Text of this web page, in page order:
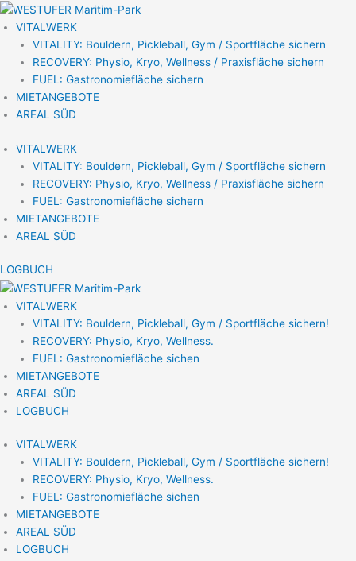
Zum
Inhalt
springen
VITALWERK
VITALITY: Bouldern, Pickleball, Gym / Sportfläche sichern
RECOVERY: Physio, Kryo, Wellness / Praxisfläche sichern
FUEL: Gastronomiefläche sichern
MIETANGEBOTE
AREAL SÜD
VITALWERK
VITALITY: Bouldern, Pickleball, Gym / Sportfläche sichern
RECOVERY: Physio, Kryo, Wellness / Praxisfläche sichern
FUEL: Gastronomiefläche sichern
MIETANGEBOTE
AREAL SÜD
LOGBUCH
VITALWERK
VITALITY: Bouldern, Pickleball, Gym / Sportfläche sichern!
RECOVERY: Physio, Kryo, Wellness.
FUEL: Gastronomiefläche sichen
MIETANGEBOTE
AREAL SÜD
LOGBUCH
VITALWERK
VITALITY: Bouldern, Pickleball, Gym / Sportfläche sichern!
RECOVERY: Physio, Kryo, Wellness.
FUEL: Gastronomiefläche sichen
MIETANGEBOTE
AREAL SÜD
LOGBUCH